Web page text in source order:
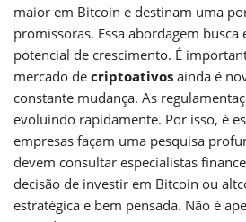
maior em Bitcoin e destinam uma
promissoras. Essa abordagem
potencial de crescimento. É
mercado de criptoativos ainda é
constante mudança. As
evoluindo rapidamente. Por isso, é
empresas façam uma pesquisa
devem consultar especialistas
decisão de investir em Bitcoin ou
estratégica e bem pensada. Não é